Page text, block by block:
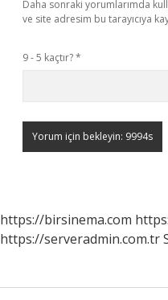
Daha sonraki yorumlarımda
ve site adresim bu tarayıcıya
9 - 5 kaçtır?*
https://birsinema.com
https://serveradmin.com.tr